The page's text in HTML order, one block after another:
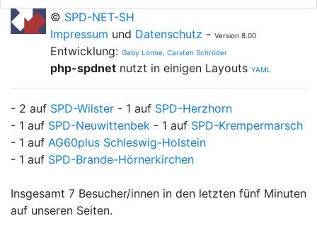
© SPD-NET-SH
Impressum und Datenschutz - Version 8.00
Entwicklung: Gaby Lönne, Carsten Schröder
php-spdnet nutzt in einigen Layouts YAML
- 2 auf SPD-Wilster - 1 auf SPD-Herzhorn
- 1 auf SPD-Neuwittenbek - 1 auf SPD-Krempermarsch
- 1 auf AG60plus Schleswig-Holstein
- 1 auf SPD-Brande-Hörnerkirchen
Insgesamt 7 Besucher/innen in den letzten fünf Minuten
auf unseren Seiten.